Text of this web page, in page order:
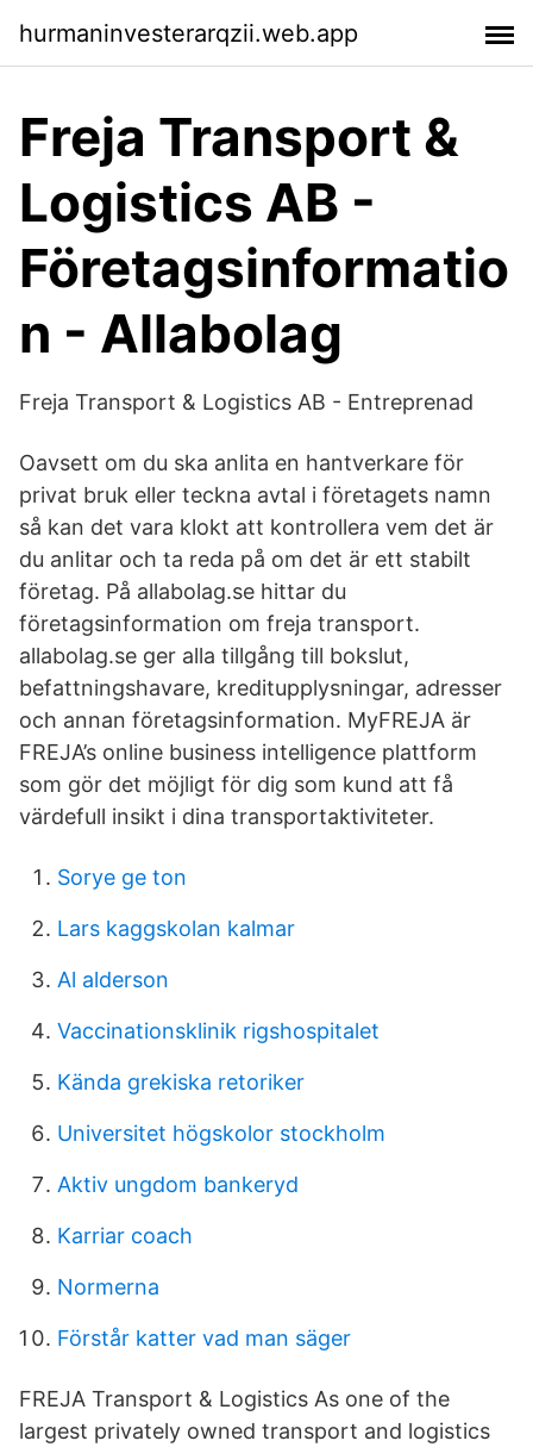
hurmaninvesterarqzii.web.app
Freja Transport &
Logistics AB -
Företagsinformatio
n - Allabolag
Freja Transport & Logistics AB - Entreprenad
Oavsett om du ska anlita en hantverkare för
privat bruk eller teckna avtal i företagets namn
så kan det vara klokt att kontrollera vem det är
du anlitar och ta reda på om det är ett stabilt
företag. På allabolag.se hittar du
företagsinformation om freja transport.
allabolag.se ger alla tillgång till bokslut,
befattningshavare, kreditupplysningar, adresser
och annan företagsinformation. MyFREJA är
FREJA’s online business intelligence plattform
som gör det möjligt för dig som kund att få
värdefull insikt i dina transportaktiviteter.
Sorye ge ton
Lars kaggskolan kalmar
Al alderson
Vaccinationsklinik rigshospitalet
Kända grekiska retoriker
Universitet högskolor stockholm
Aktiv ungdom bankeryd
Karriar coach
Normerna
Förstår katter vad man säger
FREJA Transport & Logistics As one of the
largest privately owned transport and logistics